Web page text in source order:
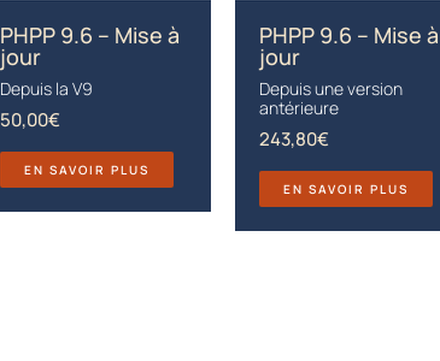
PHPP 9.6 – Mise à
jour
Depuis la V9
50,00€
EN SAVOIR PLUS
PHPP 9.6 – Mise à
jour
Depuis une version
antérieure
243,80€
EN SAVOIR PLUS